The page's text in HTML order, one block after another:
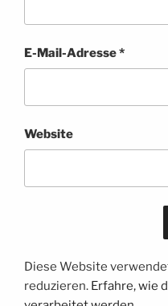
E-Mail-Adresse*
Website
Diese Website
reduzieren. Erfahre, wie